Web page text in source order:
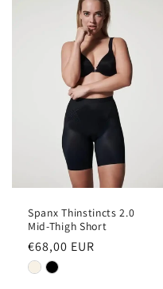
Spanx Thinstincts 2.0
Mid-Thigh Short
Normale
prijs
€68,00 EUR